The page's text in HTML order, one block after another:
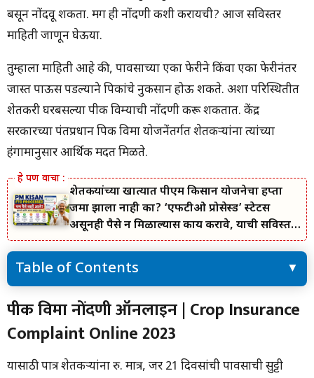
बसून नोंदवू शकता. मग ही नोंदणी कशी करायची? आज सविस्तर
माहिती जाणून घेऊया.
तुम्हाला माहिती आहे की, पावसाच्या एका फेरीने किंवा एका फेरीनंतर
जास्त पाऊस पडल्याने पिकांचे नुकसान होऊ शकते. अशा परिस्थितीत
शेतकरी घरबसल्या पीक विम्याची नोंदणी करू शकतात. केंद्र
सरकारच्या पंतप्रधान पिक विमा योजनेंतर्गत शेतकऱ्यांना त्यांच्या
हंगामानुसार आर्थिक मदत मिळते.
शेतकऱ्यांच्या खात्यात पीएम किसान योजनेचा हप्ता
जमा झाला नाही का? ‘एफटीओ प्रोसेस्ड’ स्टेटस
असूनही पैसे न मिळाल्यास काय करावे, याची सविस्तर
माहिती जाणून घ्या.
Table of Contents
पीक विमा नोंदणी ऑनलाइन | Crop Insurance Complaint Online
2023
पीक विमा | Crop Insurance Complaint Online 2023
हे देखील वाचा:- तुमच्याकडे राशन कार्ड असेल तर मग हे काम तात्काळ करा
अन्यथा राशन होईल बंद!
पीक विमा फॉर्म कसा भरायचा? | Crop Insurance Complaint Online
पीक विमा नोंदणी ऑनलाइन | Crop Insurance
Complaint Online 2023
यासाठी पात्र शेतकर्‍यांना रु. मात्र, जर 21 दिवसांची पावसाची सुट्टी